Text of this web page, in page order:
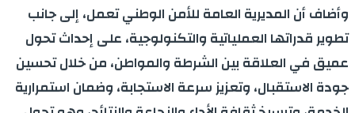
وأضاف أن المديرية العامة للأمن الوطني تعمل، إلى جانب
تطوير قدراتها العملياتية والتكنولوجية، على إحداث تحول
عميق في العلاقة بين الشرطة والمواطن، من خلال تحسين
جودة الاستقبال، وتعزيز سرعة الاستجابة، وضمان استمرارية